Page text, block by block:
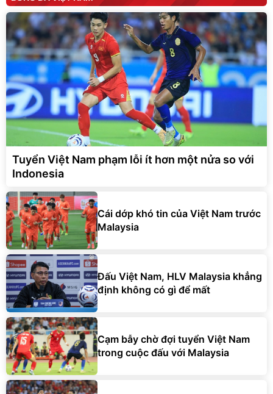
Tuyển Việt Nam phạm lỗi ít hơn một nửa so với
Indonesia
Cái dớp khó tin của Việt Nam trước
Malaysia
Đấu Việt Nam, HLV Malaysia khẳng
định không có gì để mất
Cạm bẫy chờ đợi tuyển Việt Nam
trong cuộc đấu với Malaysia